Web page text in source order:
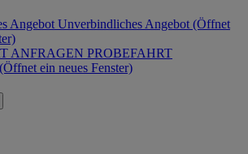
Angebot Unverbindliches Angebot (Öffnet
ANFRAGEN PROBEFAHRT
(Öffnet ein neues Fenster)